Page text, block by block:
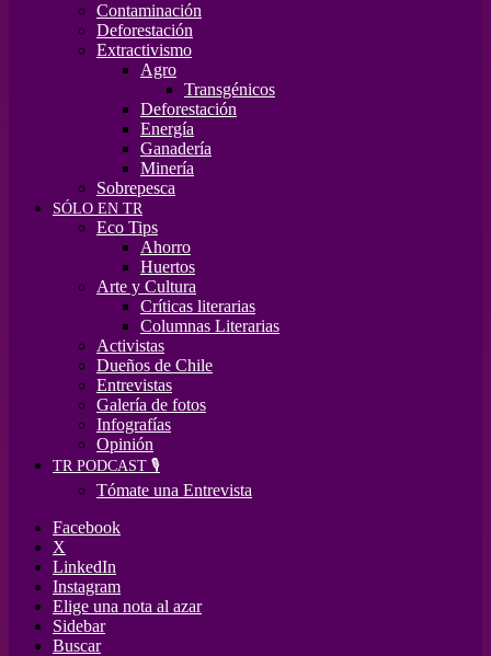
Contaminación
Deforestación
Extractivismo
Agro
Transgénicos
Deforestación
Energía
Ganadería
Minería
Sobrepesca
SÓLO EN TR
Eco Tips
Ahorro
Huertos
Arte y Cultura
Críticas literarias
Columnas Literarias
Activistas
Dueños de Chile
Entrevistas
Galería de fotos
Infografías
Opinión
TR PODCAST 🎙️
Tómate una Entrevista
Facebook
X
LinkedIn
Instagram
Elige una nota al azar
Sidebar
Buscar